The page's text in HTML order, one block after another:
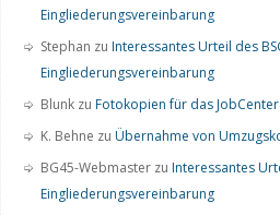
Eingliederungsvereinbarung
Stephan zu Interessantes Urteil des
Eingliederungsvereinbarung
Blunk zu Fotokopien für das JobCenter
K. Behne zu Übernahme von
BG45-Webmaster zu Interessantes
Eingliederungsvereinbarung